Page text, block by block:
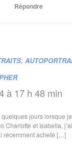
Répondre
à 17 h 48 min
jours lorsque
Charlotte et Isabella,
récemment acheté […]